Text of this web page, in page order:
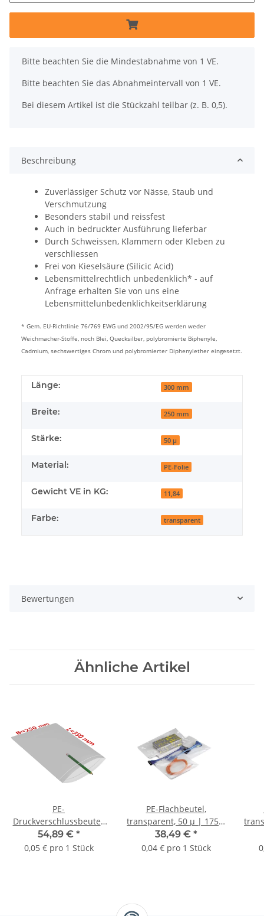
x
Bitte beachten Sie die Mindestabnahme von 1 VE.
Bitte beachten Sie das Abnahmeintervall von 1 VE.
Bei diesem Artikel ist die Stückzahl teilbar (z. B. 0,5).
Beschreibung
Zuverlässiger Schutz vor Nässe, Staub und
Verschmutzung
Besonders stabil und reissfest
Auch in bedruckter Ausführung lieferbar
Durch Schweissen, Klammern oder Kleben zu
verschliessen
Frei von Kieselsäure (Silicic Acid)
Lebensmittelrechtlich unbedenklich* - auf
Anfrage erhalten Sie von uns eine
Lebensmittelunbedenklichkeitserklärung
* Gem. EU-Richtlinie 76/769 EWG und 2002/95/EG werden weder
Weichmacher-Stoffe, noch Blei, Quecksilber, polybromierte Biphenyle,
Cadmium, sechswertiges Chrom und polybromierter Diphenylether eingesetzt.
Länge: 300 mm
Breite: 250 mm
Stärke: 50 µ
Material: PE-Folie
Gewicht VE in KG: 11,84
Farbe: transparent
Bewertungen
Ähnliche Artikel
PE-
Druckverschlussbeutel,
transparent, 50 µ | 250 x
350 mm (Offene Seite x
54,89 € *
0,05 € pro 1 Stück
PE-Flachbeutel,
transparent, 50 µ | 175 x
300 mm (Offene Seite x
L) | VE = 1000 Stk.
38,49 € *
0,04 € pro 1 Stück